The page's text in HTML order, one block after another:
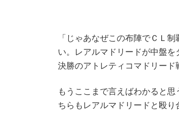
「じゃあなぜこの布陣でＣＬ
い。レアルマドリードが中盤
決勝のアトレティコマドリード
もうここまで言えばわかると
ちらもレアルマドリードと殴り